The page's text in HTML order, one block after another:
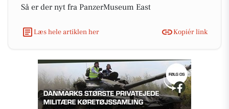
Så er der nyt fra PanzerMuseum East
Læs hele artiklen her Kopiér link